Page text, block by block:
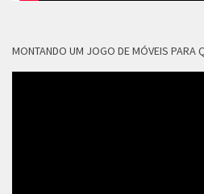
MONTANDO UM JOGO DE MÓVEIS PARA